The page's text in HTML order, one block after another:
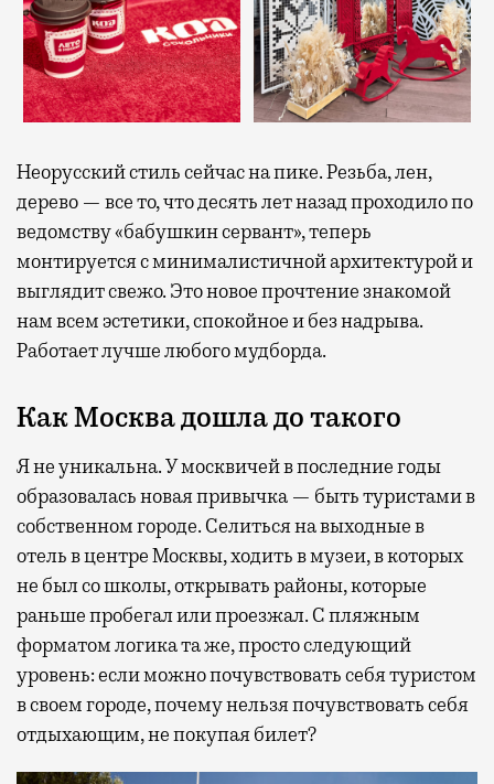
Неорусский стиль сейчас на пике. Резьба, лен,
дерево — все то, что десять лет назад проходило по
ведомству «бабушкин сервант», теперь
монтируется с минималистичной архитектурой и
выглядит свежо. Это новое прочтение знакомой
нам всем эстетики, спокойное и без надрыва.
Работает лучше любого мудборда.
Как Москва дошла до такого
Я не уникальна. У москвичей в последние годы
образовалась новая привычка — быть туристами в
собственном городе. Селиться на выходные в
отель в центре Москвы, ходить в музеи, в которых
не был со школы, открывать районы, которые
раньше пробегал или проезжал. С пляжным
форматом логика та же, просто следующий
уровень: если можно почувствовать себя туристом
в своем городе, почему нельзя почувствовать себя
отдыхающим, не покупая билет?